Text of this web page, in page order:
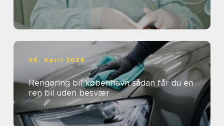
06. April 2026
Rengøring bil københavn sådan får du en
ren bil uden besvær